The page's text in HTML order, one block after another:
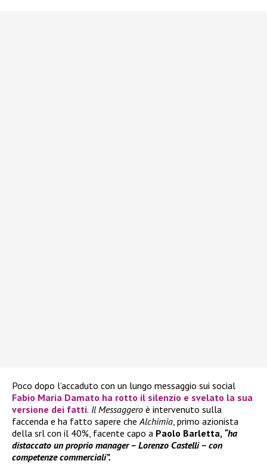
Poco dopo l’accaduto con un lungo messaggio sui social
Fabio Maria Damato ha rotto il silenzio e svelato la sua
versione dei fatti. Il Messaggero è intervenuto sulla
faccenda e ha fatto sapere cheAlchimia, primo azionista
della srl con il 40%, facente capo a Paolo Barletta, “ha
distaccato un proprio manager – Lorenzo Castelli – con
competenze commerciali”.